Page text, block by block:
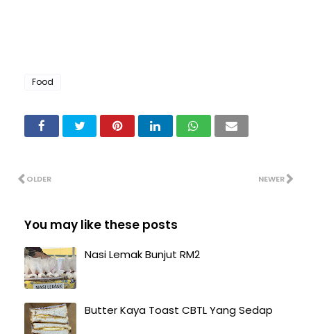
Food
NEWER
OLDER
You may like these posts
Nasi Lemak Bunjut RM2
Butter Kaya Toast CBTL Yang Sedap